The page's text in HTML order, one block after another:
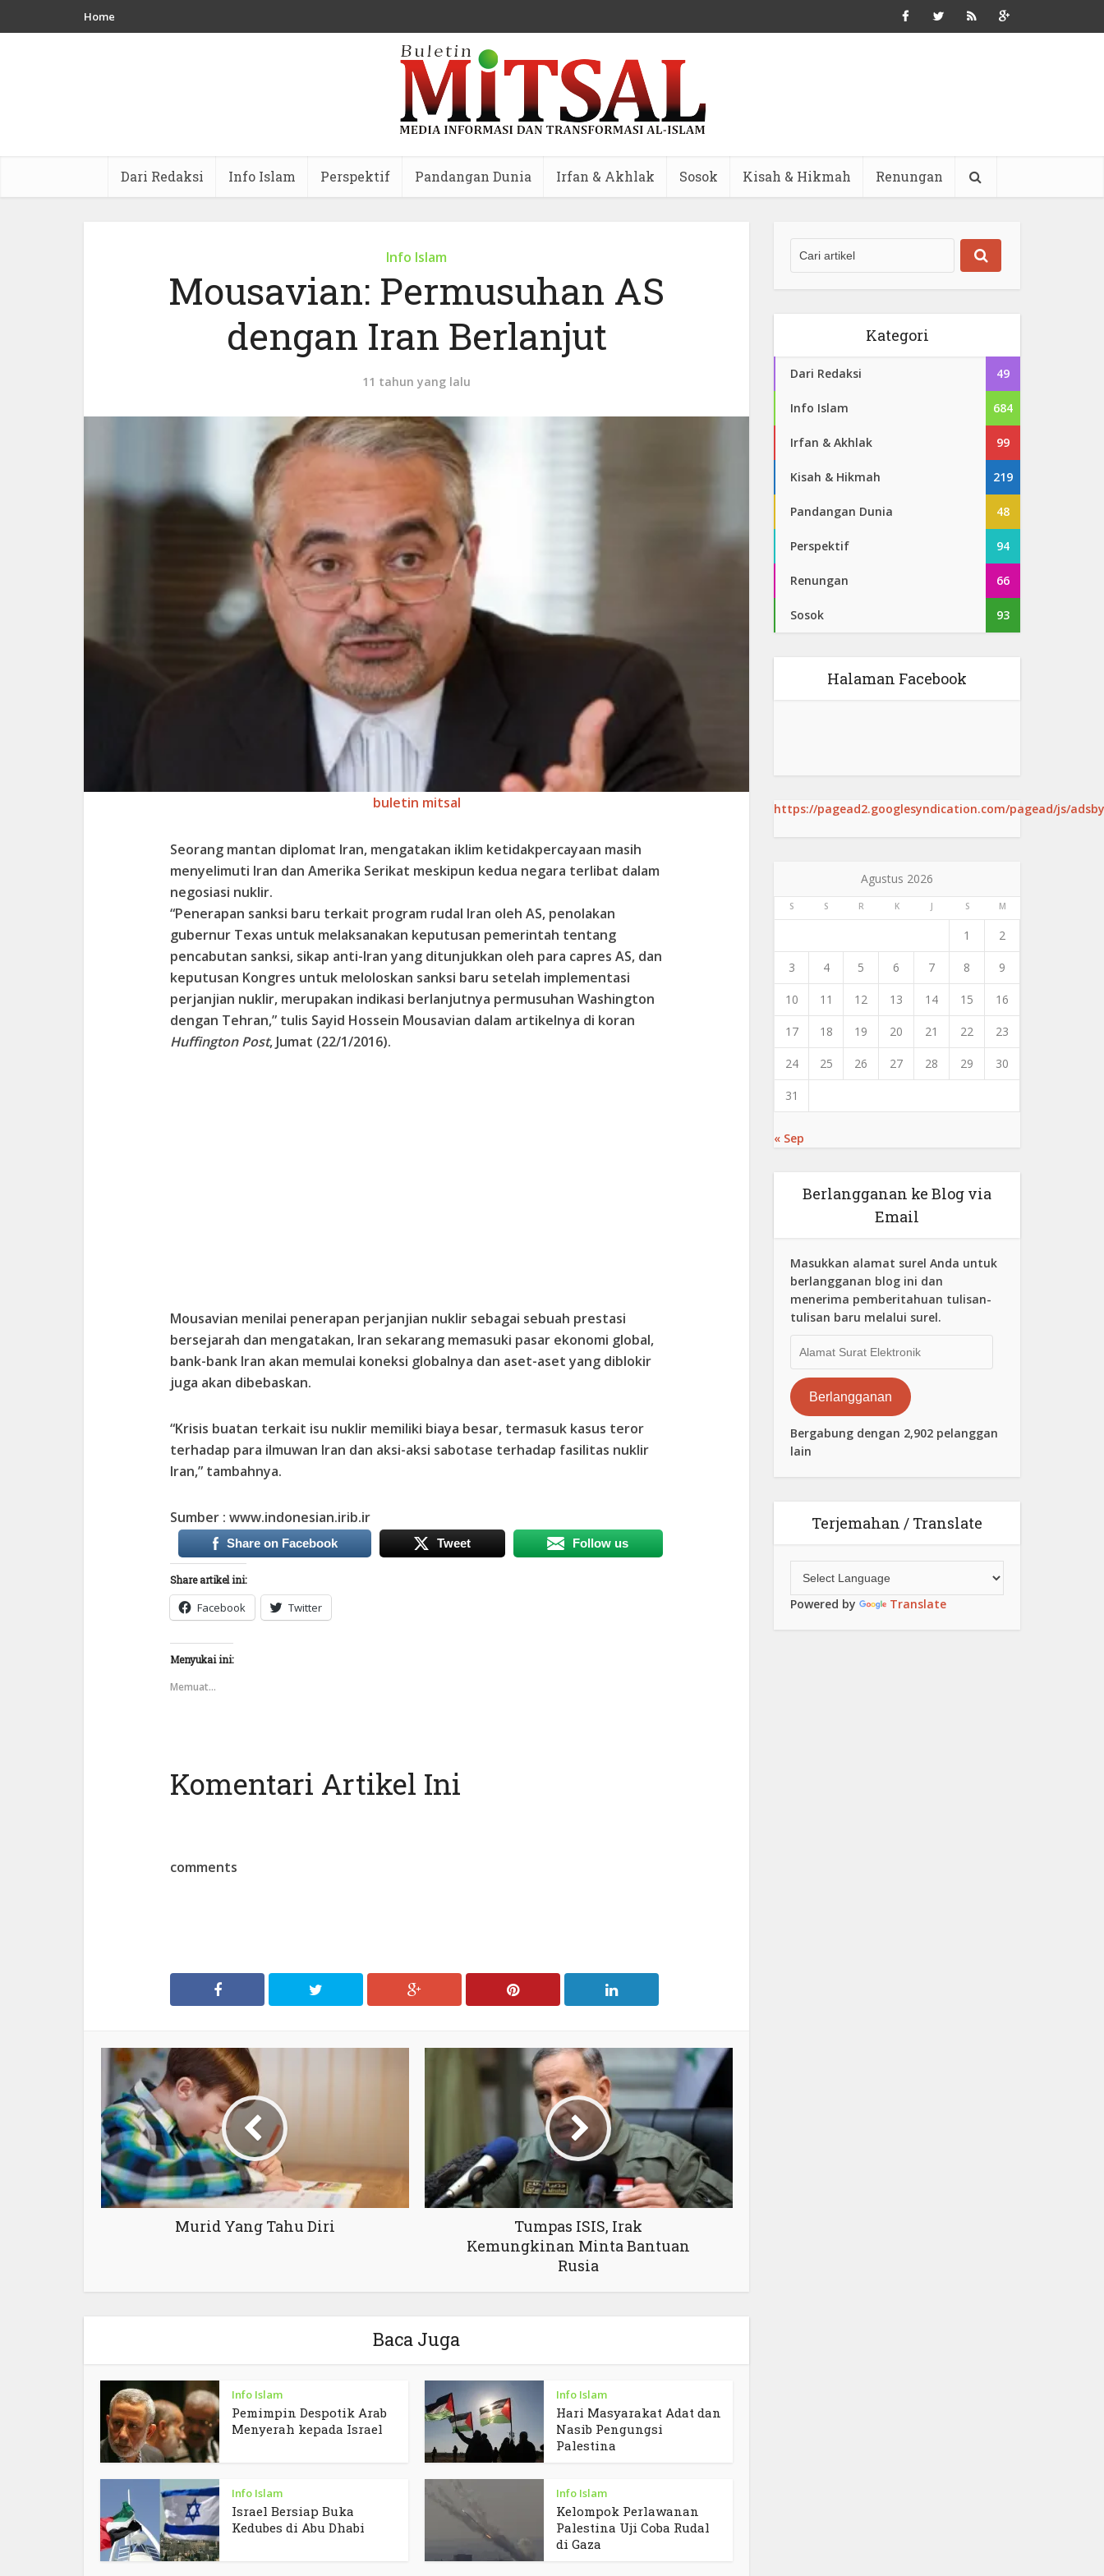
Home
Dari Redaksi Info Islam Perspektif Pandangan Dunia Irfan & Akhlak Sosok Kisah & Hikmah Renungan
Info Islam
Mousavian: Permusuhan AS
dengan Iran Berlanjut
11 tahun yang lalu
buletin mitsal
Seorang mantan diplomat Iran, mengatakan iklim ketidakpercayaan masih
menyelimuti Iran dan Amerika Serikat meskipun kedua negara terlibat dalam
negosiasi nuklir.
“Penerapan sanksi baru terkait program rudal Iran oleh AS, penolakan
gubernur Texas untuk melaksanakan keputusan pemerintah tentang
pencabutan sanksi, sikap anti-Iran yang ditunjukkan oleh para capres AS, dan
keputusan Kongres untuk meloloskan sanksi baru setelah implementasi
perjanjian nuklir, merupakan indikasi berlanjutnya permusuhan Washington
dengan Tehran,” tulis Sayid Hossein Mousavian dalam artikelnya di koran
Huffington Post, Jumat (22/1/2016).
Mousavian menilai penerapan perjanjian nuklir sebagai sebuah prestasi
bersejarah dan mengatakan, Iran sekarang memasuki pasar ekonomi global,
bank-bank Iran akan memulai koneksi globalnya dan aset-aset yang diblokir
juga akan dibebaskan.
“Krisis buatan terkait isu nuklir memiliki biaya besar, termasuk kasus teror
terhadap para ilmuwan Iran dan aksi-aksi sabotase terhadap fasilitas nuklir
Iran,” tambahnya.
Sumber : www.indonesian.irib.ir
Share on Facebook Tweet Follow us
Share artikel ini:
Facebook Twitter
Menyukai ini:
Memuat...
Komentari Artikel Ini
comments
Murid Yang Tahu Diri
Tumpas ISIS, Irak
Kemungkinan Minta Bantuan
Rusia
Baca Juga
Info Islam
Pemimpin Despotik Arab
Menyerah kepada Israel
Info Islam
Hari Masyarakat Adat dan
Nasib Pengungsi
Palestina
Info Islam
Israel Bersiap Buka
Kedubes di Abu Dhabi
Info Islam
Kelompok Perlawanan
Palestina Uji Coba Rudal
di Gaza
Kategori
Dari Redaksi 49
Info Islam 684
Irfan & Akhlak 99
Kisah & Hikmah 219
Pandangan Dunia 48
Perspektif 94
Renungan 66
Sosok 93
Halaman Facebook
https://pagead2.googlesyndication.com/pagead/js/
Agustus 2026
S S R K J S M
1 2
3 4 5 6 7 8 9
10 11 12 13 14 15 16
17 18 19 20 21 22 23
24 25 26 27 28 29 30
31
« Sep
Berlangganan ke Blog via
Email
Masukkan alamat surel Anda untuk
berlangganan blog ini dan
menerima pemberitahuan tulisan-
tulisan baru melalui surel.
Surat
Elektronik
Berlangganan
Bergabung dengan 2,902 pelanggan
lain
Terjemahan / Translate
Powered by Translate